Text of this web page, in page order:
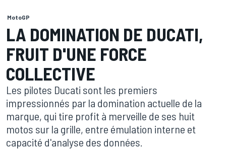
MotoGP
LA DOMINATION DE DUCATI,
FRUIT D'UNE FORCE
COLLECTIVE
Les pilotes Ducati sont les premiers
impressionnés par la domination actuelle de la
marque, qui tire profit à merveille de ses huit
motos sur la grille, entre émulation interne et
capacité d'analyse des données.